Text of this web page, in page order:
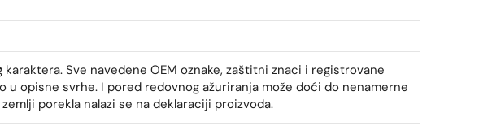
Sve navedene OEM oznake, zaštitni znaci i registrovane
opisne svrhe. I pored redovnog ažuriranja može doći do nenamerne
porekla nalazi se na deklaraciji proizvoda.